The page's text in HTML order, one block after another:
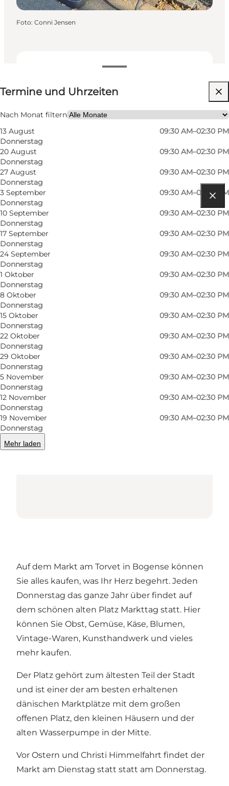
Termine und Uhrzeiten
Termine und Uhrzeiten
Nach Monat filtern
13 August
Donnerstag
09:30 AM–02:30 PM
20 August
Donnerstag
09:30 AM–02:30 PM
27 August
Donnerstag
09:30 AM–02:30 PM
3 September
Donnerstag
09:30 AM–02:30 PM
10 September
Donnerstag
09:30 AM–02:30 PM
17 September
Donnerstag
09:30 AM–02:30 PM
24 September
Donnerstag
09:30 AM–02:30 PM
1 Oktober
Donnerstag
09:30 AM–02:30 PM
8 Oktober
Donnerstag
09:30 AM–02:30 PM
15 Oktober
Donnerstag
09:30 AM–02:30 PM
22 Oktober
Donnerstag
09:30 AM–02:30 PM
29 Oktober
Donnerstag
09:30 AM–02:30 PM
5 November
Donnerstag
09:30 AM–02:30 PM
12 November
Donnerstag
09:30 AM–02:30 PM
19 November
Donnerstag
09:30 AM–02:30 PM
Mehr laden
Freunde, Mein Partner, Mir selbst
Foto: Conni Jensen
Route anzeigen
Torvet 1
5400 Bogense
Route anzeigen
Auf dem Markt am Torvet in Bogense können
Sie alles kaufen, was Ihr Herz begehrt. Jeden
Donnerstag das ganze Jahr über findet auf
dem schönen alten Platz Markttag statt. Hier
können Sie Obst, Gemüse, Käse, Blumen,
Vintage-Waren, Kunsthandwerk und vieles
mehr kaufen.
Der Platz gehört zum ältesten Teil der Stadt
und ist einer der am besten erhaltenen
dänischen Marktplätze mit dem großen
offenen Platz, den kleinen Häusern und der
alten Wasserpumpe in der Mitte.
Vor Ostern und Christi Himmelfahrt findet der
Markt am Dienstag statt statt am Donnerstag.